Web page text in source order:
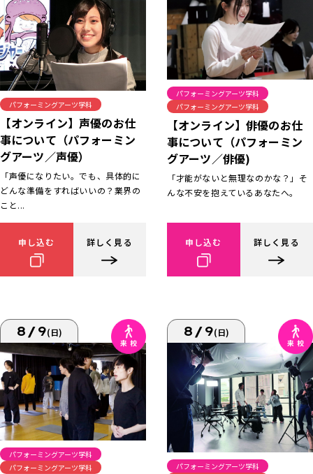
パフォーミングアーツ学科
【オンライン】声優のお仕
事について（パフォーミン
グアーツ／声優）
「声優になりたい。でも、具体的に
どんな準備をすればいいの？業界の
こと...
申し込む 詳しく見る
パフォーミングアーツ学科
パフォーミングアーツ学科
【オンライン】俳優のお仕
事について（パフォーミン
グアーツ／俳優)
「才能がないと無理なのかな？」そ
んな不安を抱えているあなたへ。
申し込む 詳しく見る
8/9(日)
パフォーミングアーツ学科
パフォーミングアーツ学科
8/9(日)
パフォーミングアーツ学科